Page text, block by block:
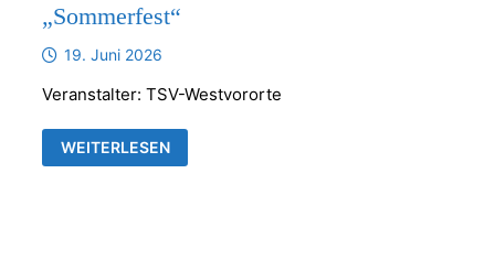
„Sommerfest“
19. Juni 2026
Veranstalter: TSV-Westvororte
SCHEUBENGROBSDORF:
TSV-
WEITERLESEN